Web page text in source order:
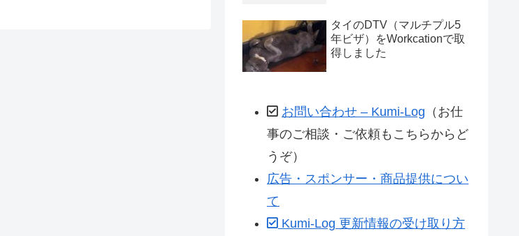
タイのDTV（マルチプル5
年ビザ）をWorkcationで取
得しました
お問い合わせ – Kumi-Log （お仕
事のご相談・ご依頼もこちらからど
うぞ）
広告・スポンサー・商品提供につい
て
Kumi-Log 更新情報の受け取り方